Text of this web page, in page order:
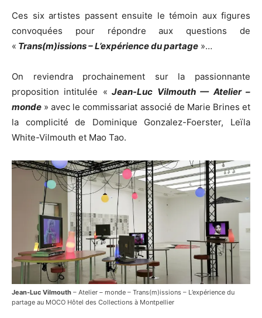
Ces six artistes passent ensuite le témoin aux figures
convoquées pour répondre aux questions de
« Trans(m)issions – L’expérience du partage »…
On reviendra prochainement sur la passionnante
proposition intitulée « Jean-Luc Vilmouth — Atelier –
monde » avec le commissariat associé de Marie Brines et
la complicité de Dominique Gonzalez-Foerster, Leïla
White-Vilmouth et Mao Tao.
Jean-Luc Vilmouth – Atelier – monde – Trans(m)issions – L’expérience du
partage au MOCO Hôtel des Collections à Montpellier